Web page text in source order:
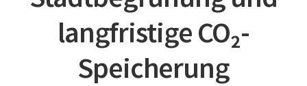
langfristige CO₂-
Speicherung